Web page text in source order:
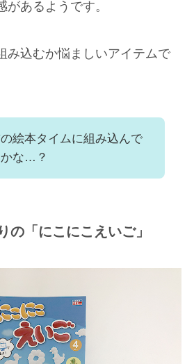
あるようです。
み込むか悩ましいアイテムで
絵本タイムに組み込んで
かな…？
の「にこにこえいご」